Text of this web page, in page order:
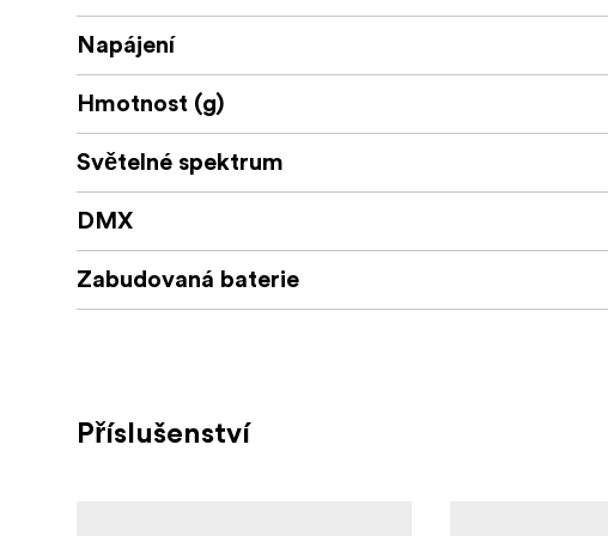
přepínání čínštiny a angličtiny v nabídce.
Ovládání – K ovládání prostřednictvím aplikace
Podporováno je zároveň také kabelové ovládání
Připojení
– Možné je nabíjení PD3.0 (Power
*Model PavoTube II 15C podporuje min. nabíjení
Napájení
Hmotnost (g)
Světelné spektrum
DMX
Zabudovaná baterie
Příslušenství